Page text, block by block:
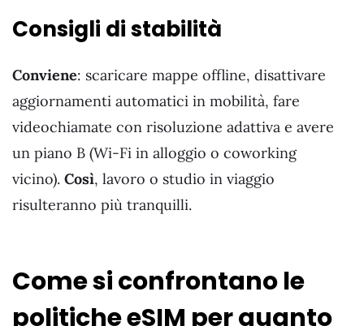
Consigli di stabilità
Conviene: scaricare mappe offline, disattivare
aggiornamenti automatici in mobilità, fare
videochiamate con risoluzione adattiva e avere
un piano B (Wi-Fi in alloggio o coworking
vicino). Così, lavoro o studio in viaggio
risulteranno più tranquilli.
Come si confrontano le
politiche eSIM per quanto